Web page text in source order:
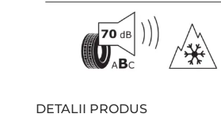
DETALII PRODUS